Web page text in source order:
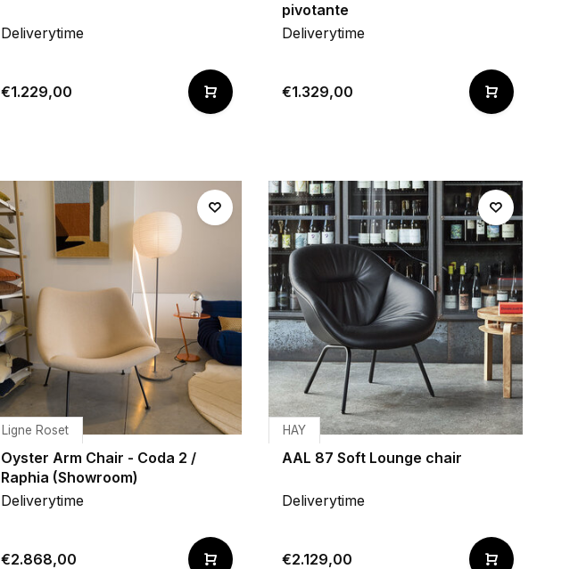
Deliverytime
€1.229,00
pivotante
Deliverytime
€1.329,00
Ligne Roset
Oyster Arm Chair - Coda 2 /
Raphia (Showroom)
Deliverytime
€2.868,00
HAY
AAL 87 Soft Lounge chair
Deliverytime
€2.129,00